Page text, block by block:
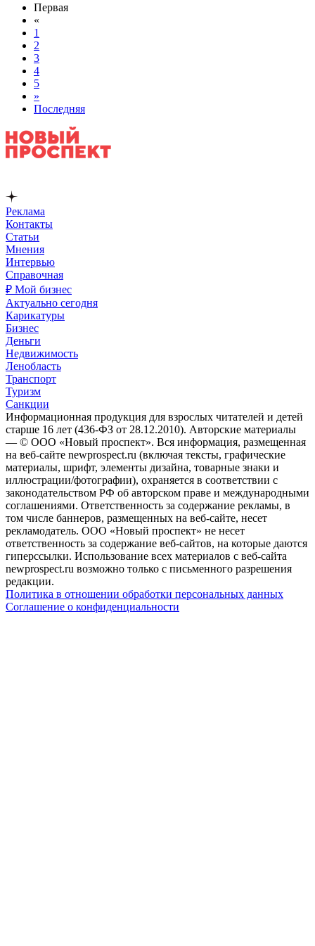
Первая
«
1
2
3
4
5
»
Последняя
Реклама
Контакты
Статьи
Мнения
Интервью
Справочная
₽ Мой бизнес
Актуально сегодня
Карикатуры
Бизнес
Деньги
Недвижимость
Ленобласть
Транспорт
Туризм
Санкции
Информационная продукция для взрослых читателей и детей
старше 16 лет (436-ФЗ от 28.12.2010). Авторские материалы
— © ООО «Новый проспект». Вся информация, размещенная
на веб-сайте newprospect.ru (включая тексты, графические
материалы, шрифт, элементы дизайна, товарные знаки и
иллюстрации/фотографии), охраняется в соответствии с
законодательством РФ об авторском праве и международными
соглашениями. Ответственность за содержание рекламы, в
том числе баннеров, размещенных на веб-сайте, несет
рекламодатель. ООО «Новый проспект» не несет
ответственность за содержание веб-сайтов, на которые даются
гиперссылки. Использование всех материалов с веб-сайта
newprospect.ru возможно только с письменного разрешения
редакции.
Политика в отношении обработки персональных данных
Соглашение о конфиденциальности